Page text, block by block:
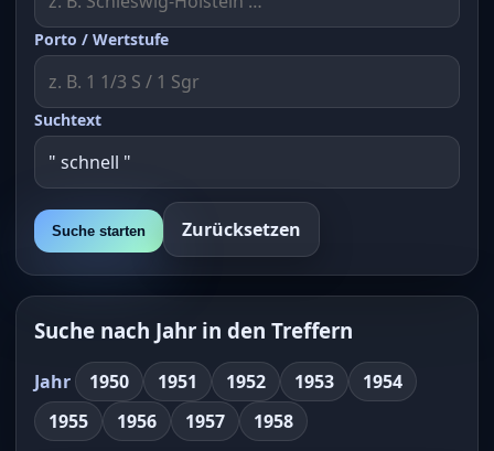
Porto / Wertstufe
Suchtext
Suche starten Zurücksetzen
Suche nach Jahr in den Treffern
Jahr 1950 1951 1952 1953
1954
1955
1956 1957 1958